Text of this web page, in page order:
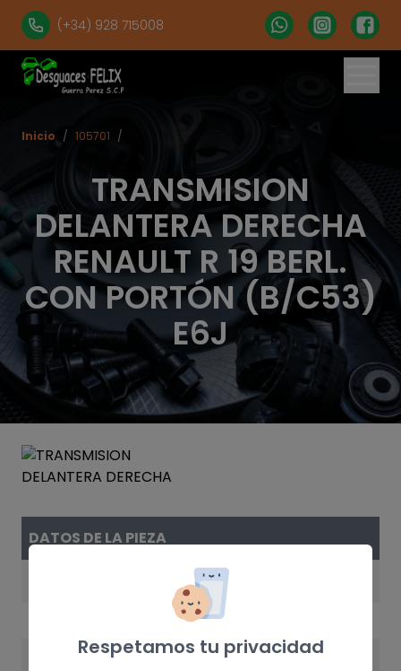
(+34) 928 715008
TRANSMISION
DELANTERA DERECHA
RENAULT R 19 BERL.
CON PORTÓN (B/C53)
E6J
Inicio / 105701 /
DATOS DE LA PIEZA
Respetamos tu privacidad